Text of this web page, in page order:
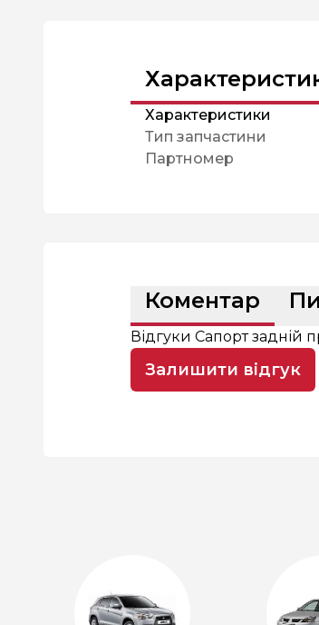
Характеристики
Тип запчастини
Партномер
Коментар
Відгуки Сапорт задній
Залишити відгук